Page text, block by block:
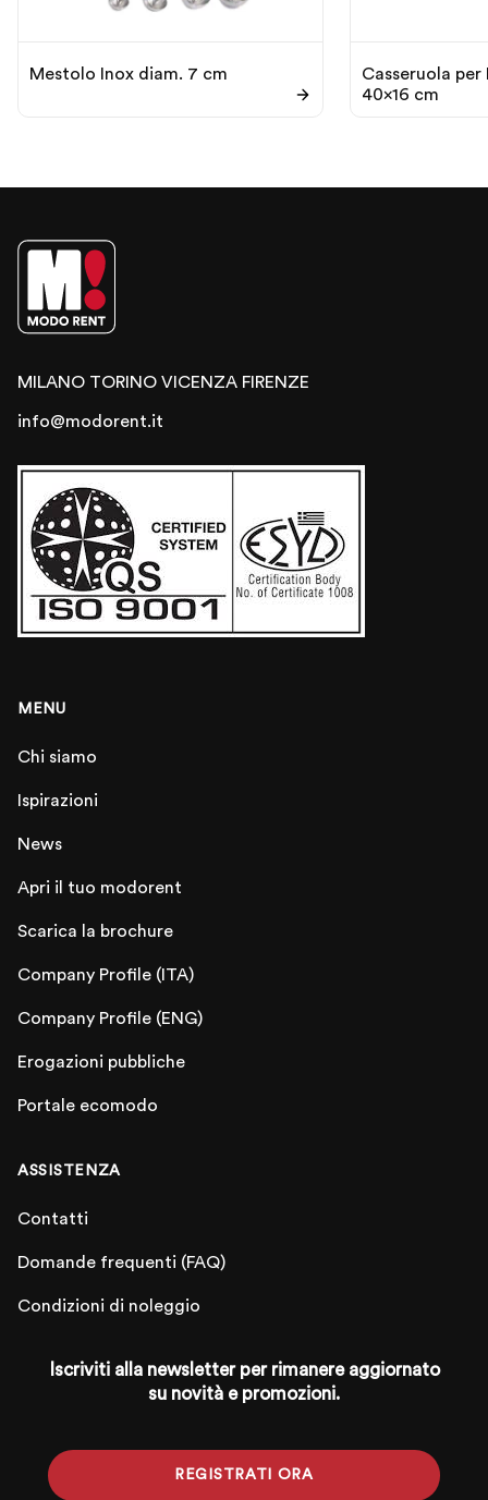
Mestolo Inox diam. 7 cm
Casseruola per
40×16 cm
MILANO TORINO VICENZA FIRENZE
info@modorent.it
MENU
Chi siamo
Ispirazioni
News
Apri il tuo modorent
Scarica la brochure
Company Profile (ITA)
Company Profile (ENG)
Erogazioni pubbliche
Portale ecomodo
ASSISTENZA
Contatti
Domande frequenti (FAQ)
Condizioni di noleggio
Iscriviti alla newsletter per rimanere aggiornato
su novità e promozioni.
REGISTRATI ORA